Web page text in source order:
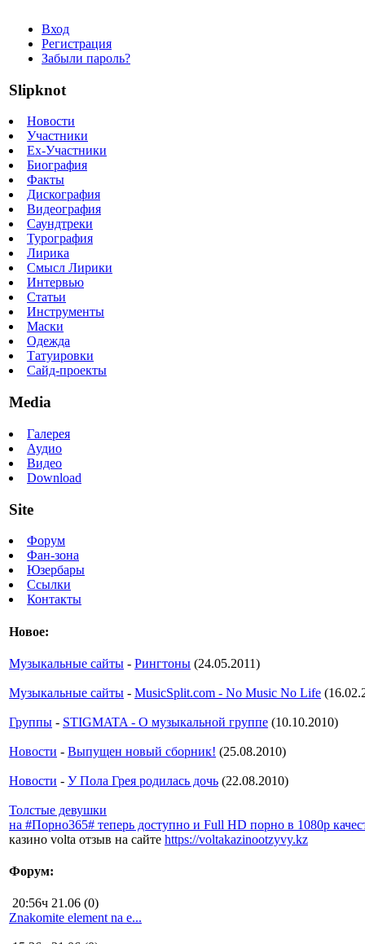
Вход
Регистрация
Забыли пароль?
Slipknot
Новости
Участники
Ex-Участники
Биография
Факты
Дискография
Видеография
Саундтреки
Турография
Лирика
Смысл Лирики
Интервью
Статьи
Инструменты
Маски
Одежда
Татуировки
Сайд-проекты
Media
Галерея
Аудио
Видео
Download
Site
Форум
Фан-зона
Юзербары
Ссылки
Контакты
Новое:
Музыкальные сайты - Рингтоны (24.05.2011)
Музыкальные сайты - MusicSplit.com - No Music No Life
Группы - STIGMATA - О музыкальной группе (10.10.2010)
Новости - Выпущен новый сборник! (25.08.2010)
Новости - У Пола Грея родилась дочь (22.08.2010)
Толстые девушки
на #Порно365# теперь доступно и Full HD порно в 1080р
казино volta отзыв на сайте https://voltakazinootzyvy.kz
Форум:
20:56ч 21.06 (0)
Znakomite element na e...